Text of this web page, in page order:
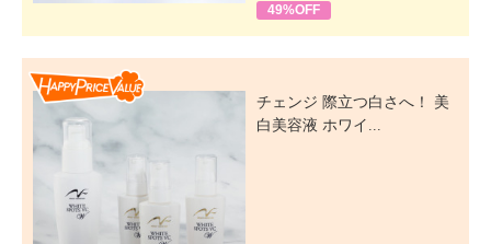
49%OFF
チェンジ 際立つ白さへ！ 美
白美容液 ホワイ...